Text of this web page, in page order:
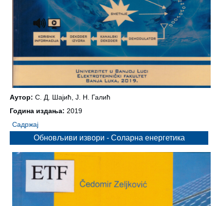
Аутор: С. Д. Шајић, Ј. Н. Галић
Година издања: 2019
Садржај
Обновљиви извори - Соларна енергетика